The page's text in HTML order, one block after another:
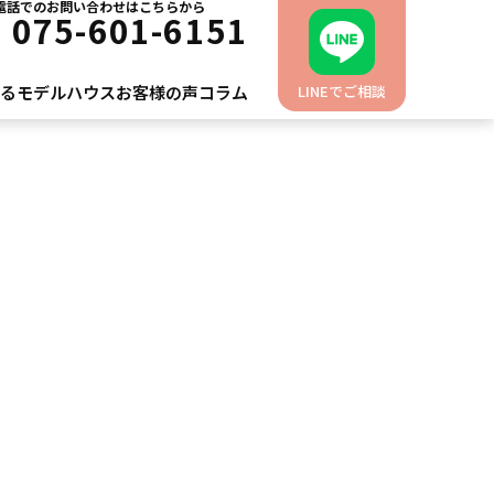
話でのお問い合わせはこちらから
075-601-6151
モデルハウスお客様の声コラム LINEでご相談